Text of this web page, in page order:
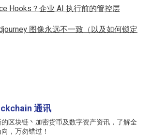
Hooks？企业 AI 执行前的管控层
图像永远不一致（以及如何锁定
通讯
区块链丶加密货币及数字资产资讯，了解全
，万勿错过！